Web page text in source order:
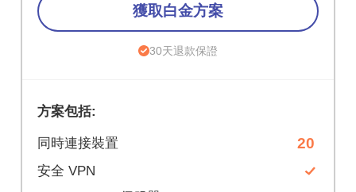
獲取白金方案
30天退款保證
方案包括:
同時連接裝置 20
安全 VPN